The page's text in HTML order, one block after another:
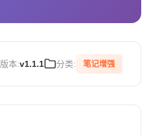
版本:v1.1.1 分类: 笔记增强